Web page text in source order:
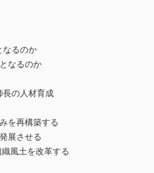
なるのか
なるのか
長の人材育成
を再構築する
展させる
風土を改革する